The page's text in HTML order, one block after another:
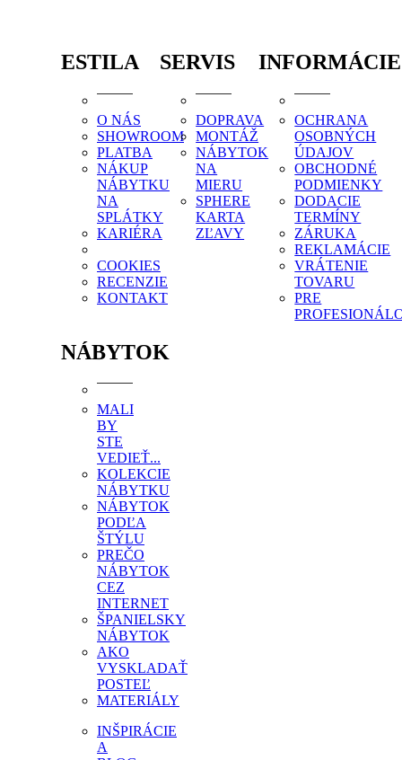
ESTILA
O NÁS
SHOWROOM
PLATBA
NÁKUP
NÁBYTKU
NA
SPLÁTKY
KARIÉRA
COOKIES
RECENZIE
KONTAKT
SERVIS
DOPRAVA
MONTÁŽ
NÁBYTOK
NA
MIERU
SPHERE
KARTA
ZĽAVY
INFORMÁCIE
OCHRANA
OSOBNÝCH
ÚDAJOV
OBCHODNÉ
PODMIENKY
DODACIE
TERMÍNY
ZÁRUKA
REKLAMÁCIE
VRÁTENIE
TOVARU
PRE
NÁBYTOK
MALI
BY
STE
VEDIEŤ...
KOLEKCIE
NÁBYTKU
NÁBYTOK
PODĽA
ŠTÝLU
PREČO
NÁBYTOK
CEZ
INTERNET
ŠPANIELSKY
NÁBYTOK
AKO
VYSKLADAŤ
POSTEĽ
MATERIÁLY
INŠPIRÁCIE
A